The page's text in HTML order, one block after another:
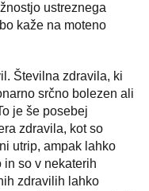
ustreznega
kaže na moteno
Številna zdravila, ki
srčno bolezen ali
je še posebej
zdravila, kot so
utrip, ampak lahko
so v nekaterih
zdravilih lahko